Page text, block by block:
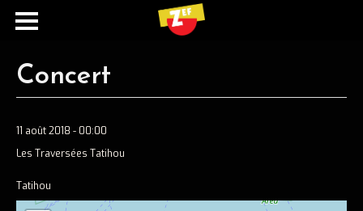
Concert
11 août 2018 - 00:00
Les Traversées Tatihou
Tatihou